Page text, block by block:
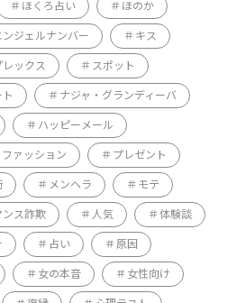
ほくろ占い ほのか
ンジェルナンバー キス
レックス スポット
ト ナジャ・グランディーバ
ハッピーメール
ファッション プレゼント
メンヘラ モテ
ンス詐欺 人気 体験談
占い 原因
女の本音 女性向け